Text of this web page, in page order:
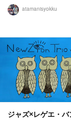
atamanisyokku
ジャズ×レゲエ・